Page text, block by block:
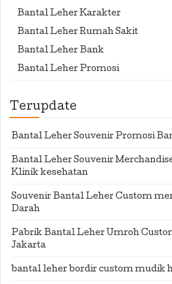
Bantal Leher Karakter
Bantal Leher Rumah Sakit
Bantal Leher Bank
Bantal Leher Promosi
Terupdate
Bantal Leher Souvenir Promosi
Bantal Leher Souvenir
Klinik kesehatan
Souvenir Bantal Leher Custom
Darah
Pabrik Bantal Leher Umroh
Jakarta
bantal leher bordir custom mudik